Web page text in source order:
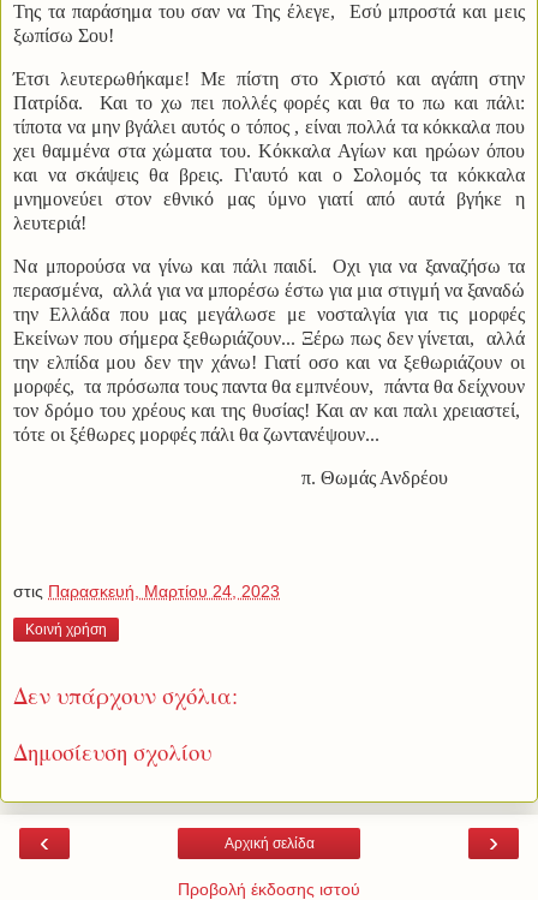
Της τα παράσημα του σαν να Της έλεγε, Εσύ μπροστά και μεις
ξωπίσω Σου!
Έτσι λευτερωθήκαμε! Με πίστη στο Χριστό και αγάπη στην
Πατρίδα. Και το χω πει πολλές φορές και θα το πω και πάλι:
τίποτα να μην βγάλει αυτός ο τόπος , είναι πολλά τα κόκκαλα που
χει θαμμένα στα χώματα του. Κόκκαλα Αγίων και ηρώων όπου
και να σκάψεις θα βρεις. Γι'αυτό και ο Σολομός τα κόκκαλα
μνημονεύει στον εθνικό μας ύμνο γιατί από αυτά βγήκε η
λευτεριά!
Να μπορούσα να γίνω και πάλι παιδί. Οχι για να ξαναζήσω τα
περασμένα, αλλά για να μπορέσω έστω για μια στιγμή να ξαναδώ
την Ελλάδα που μας μεγάλωσε με νοσταλγία για τις μορφές
Εκείνων που σήμερα ξεθωριάζουν... Ξέρω πως δεν γίνεται, αλλά
την ελπίδα μου δεν την χάνω! Γιατί οσο και να ξεθωριάζουν οι
μορφές, τα πρόσωπα τους παντα θα εμπνέουν, πάντα θα δείχνουν
τον δρόμο του χρέους και της θυσίας! Και αν και παλι χρειαστεί,
τότε οι ξέθωρες μορφές πάλι θα ζωντανέψουν...
π. Θωμάς Ανδρέου
στις Παρασκευή, Μαρτίου 24, 2023
Κοινή χρήση
Δεν υπάρχουν σχόλια:
Δημοσίευση σχολίου
‹ ›
Αρχική σελίδα
Προβολή έκδοσης ιστού